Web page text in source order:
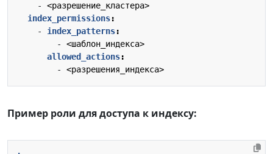
- <разрешение_кластера>
index_permissions:
- index_patterns:
- <шаблон_индекса>
allowed_actions:
- <разрешения_индекса>
Пример роли для доступа к индексу: